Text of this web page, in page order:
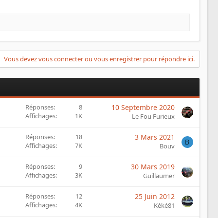
Vous devez vous connecter ou vous enregistrer pour répondre ici.
Réponses
8
Affichages
1K
10 Septembre 2020
Le Fou Furieux
Réponses
18
Affichages
7K
3 Mars 2021
Bouv B
Réponses
9
Affichages
3K
30 Mars 2019
Guillaumer
Réponses
12
Affichages
4K
25 Juin 2012
Kéké81